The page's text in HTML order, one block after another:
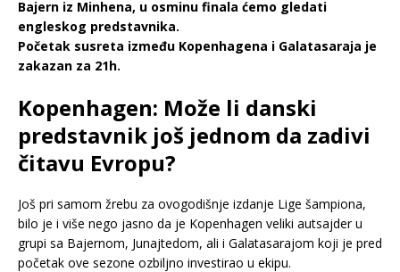
Bajern iz Minhena, u osminu finala ćemo gledati
engleskog predstavnika.
Početak susreta između Kopenhagena i Galatasaraja je
zakazan za 21h.
Kopenhagen: Može li danski
predstavnik još jednom da zadivi
čitavu Evropu?
Još pri samom žrebu za ovogodišnje izdanje Lige šampiona,
bilo je i više nego jasno da je Kopenhagen veliki autsajder u
grupi sa Bajernom, Junajtedom, ali i Galatasarajom koji je pred
početak ove sezone ozbiljno investirao u ekipu.